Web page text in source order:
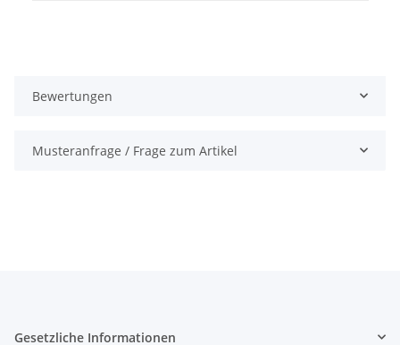
Bewertungen
Musteranfrage / Frage zum Artikel
Gesetzliche Informationen